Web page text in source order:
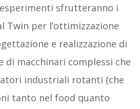
sfrutteranno i
Twin per l’ottimizzazione
e realizzazione di
di macchinari complessi che
industriali rotanti (che
tanto nel food quanto